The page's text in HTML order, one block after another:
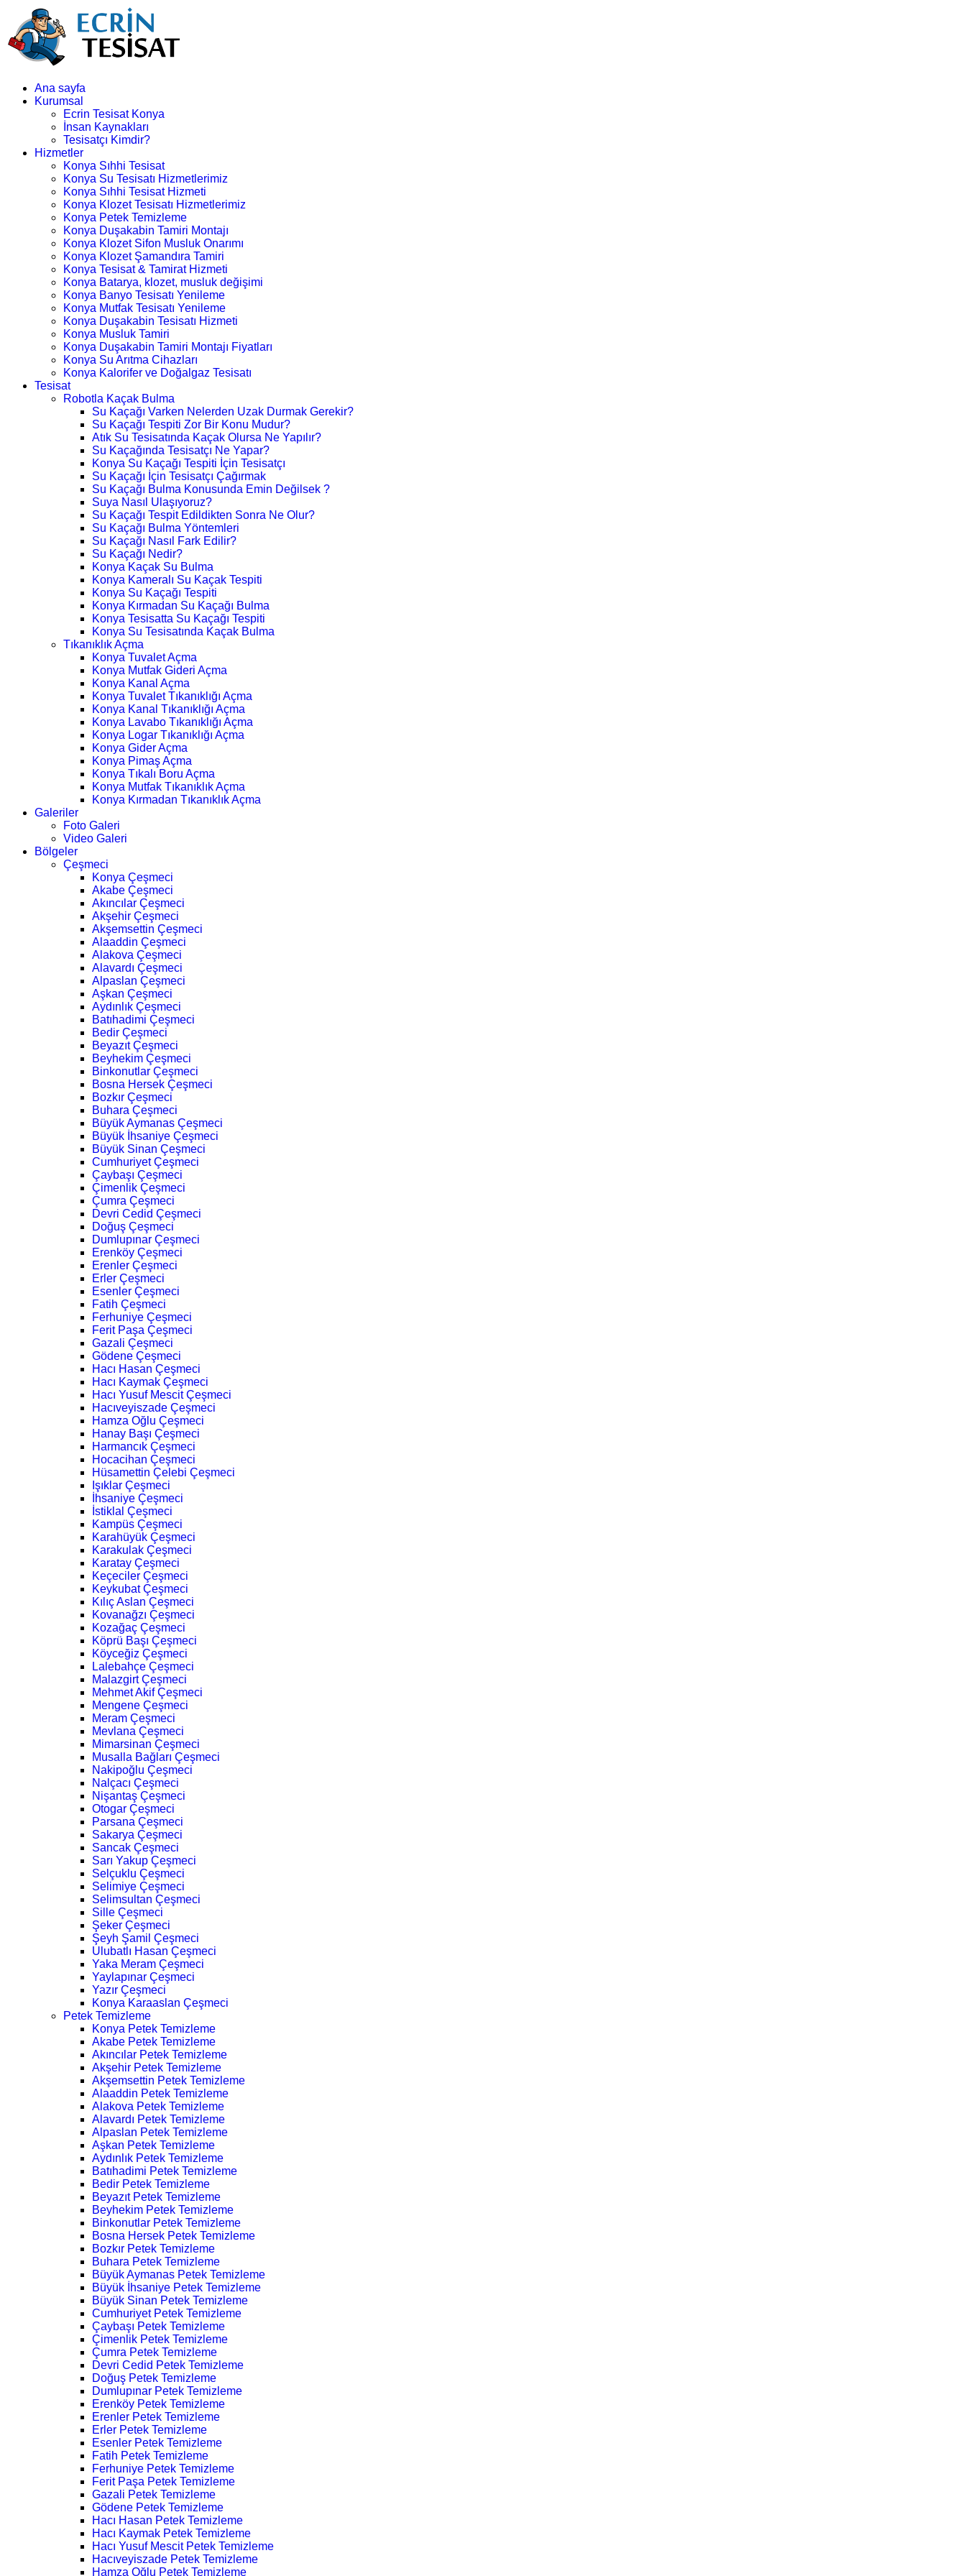
Ana sayfa
Kurumsal
Ecrin Tesisat Konya
İnsan Kaynakları
Tesisatçı Kimdir?
Hizmetler
Konya Sıhhi Tesisat
Konya Su Tesisatı Hizmetlerimiz
Konya Sıhhi Tesisat Hizmeti
Konya Klozet Tesisatı Hizmetlerimiz
Konya Petek Temizleme
Konya Duşakabin Tamiri Montajı
Konya Klozet Sifon Musluk Onarımı
Konya Klozet Şamandıra Tamiri
Konya Tesisat & Tamirat Hizmeti
Konya Batarya, klozet, musluk değişimi
Konya Banyo Tesisatı Yenileme
Konya Mutfak Tesisatı Yenileme
Konya Duşakabin Tesisatı Hizmeti
Konya Musluk Tamiri
Konya Duşakabin Tamiri Montajı Fiyatları
Konya Su Arıtma Cihazları
Konya Kalorifer ve Doğalgaz Tesisatı
Tesisat
Robotla Kaçak Bulma
Su Kaçağı Varken Nelerden Uzak Durmak Gerekir?
Su Kaçağı Tespiti Zor Bir Konu Mudur?
Atık Su Tesisatında Kaçak Olursa Ne Yapılır?
Su Kaçağında Tesisatçı Ne Yapar?
Konya Su Kaçağı Tespiti İçin Tesisatçı
Su Kaçağı İçin Tesisatçı Çağırmak
Su Kaçağı Bulma Konusunda Emin Değilsek ?
Suya Nasıl Ulaşıyoruz?
Su Kaçağı Tespit Edildikten Sonra Ne Olur?
Su Kaçağı Bulma Yöntemleri
Su Kaçağı Nasıl Fark Edilir?
Su Kaçağı Nedir?
Konya Kaçak Su Bulma
Konya Kameralı Su Kaçak Tespiti
Konya Su Kaçağı Tespiti
Konya Kırmadan Su Kaçağı Bulma
Konya Tesisatta Su Kaçağı Tespiti
Konya Su Tesisatında Kaçak Bulma
Tıkanıklık Açma
Konya Tuvalet Açma
Konya Mutfak Gideri Açma
Konya Kanal Açma
Konya Tuvalet Tıkanıklığı Açma
Konya Kanal Tıkanıklığı Açma
Konya Lavabo Tıkanıklığı Açma
Konya Logar Tıkanıklığı Açma
Konya Gider Açma
Konya Pimaş Açma
Konya Tıkalı Boru Açma
Konya Mutfak Tıkanıklık Açma
Konya Kırmadan Tıkanıklık Açma
Galeriler
Foto Galeri
Video Galeri
Bölgeler
Çeşmeci
Konya Çeşmeci
Akabe Çeşmeci
Akıncılar Çeşmeci
Akşehir Çeşmeci
Akşemsettin Çeşmeci
Alaaddin Çeşmeci
Alakova Çeşmeci
Alavardı Çeşmeci
Alpaslan Çeşmeci
Aşkan Çeşmeci
Aydınlık Çeşmeci
Batıhadimi Çeşmeci
Bedir Çeşmeci
Beyazıt Çeşmeci
Beyhekim Çeşmeci
Binkonutlar Çeşmeci
Bosna Hersek Çeşmeci
Bozkır Çeşmeci
Buhara Çeşmeci
Büyük Aymanas Çeşmeci
Büyük İhsaniye Çeşmeci
Büyük Sinan Çeşmeci
Cumhuriyet Çeşmeci
Çaybaşı Çeşmeci
Çimenlik Çeşmeci
Çumra Çeşmeci
Devri Cedid Çeşmeci
Doğuş Çeşmeci
Dumlupınar Çeşmeci
Erenköy Çeşmeci
Erenler Çeşmeci
Erler Çeşmeci
Esenler Çeşmeci
Fatih Çeşmeci
Ferhuniye Çeşmeci
Ferit Paşa Çeşmeci
Gazali Çeşmeci
Gödene Çeşmeci
Hacı Hasan Çeşmeci
Hacı Kaymak Çeşmeci
Hacı Yusuf Mescit Çeşmeci
Hacıveyiszade Çeşmeci
Hamza Oğlu Çeşmeci
Hanay Başı Çeşmeci
Harmancık Çeşmeci
Hocacihan Çeşmeci
Hüsamettin Çelebi Çeşmeci
Işıklar Çeşmeci
İhsaniye Çeşmeci
İstiklal Çeşmeci
Kampüs Çeşmeci
Karahüyük Çeşmeci
Karakulak Çeşmeci
Karatay Çeşmeci
Keçeciler Çeşmeci
Keykubat Çeşmeci
Kılıç Aslan Çeşmeci
Kovanağzı Çeşmeci
Kozağaç Çeşmeci
Köprü Başı Çeşmeci
Köyceğiz Çeşmeci
Lalebahçe Çeşmeci
Malazgirt Çeşmeci
Mehmet Akif Çeşmeci
Mengene Çeşmeci
Meram Çeşmeci
Mevlana Çeşmeci
Mimarsinan Çeşmeci
Musalla Bağları Çeşmeci
Nakipoğlu Çeşmeci
Nalçacı Çeşmeci
Nişantaş Çeşmeci
Otogar Çeşmeci
Parsana Çeşmeci
Sakarya Çeşmeci
Sancak Çeşmeci
Sarı Yakup Çeşmeci
Selçuklu Çeşmeci
Selimiye Çeşmeci
Selimsultan Çeşmeci
Sille Çeşmeci
Şeker Çeşmeci
Şeyh Şamil Çeşmeci
Ulubatlı Hasan Çeşmeci
Yaka Meram Çeşmeci
Yaylapınar Çeşmeci
Yazır Çeşmeci
Konya Karaaslan Çeşmeci
Petek Temizleme
Konya Petek Temizleme
Akabe Petek Temizleme
Akıncılar Petek Temizleme
Akşehir Petek Temizleme
Akşemsettin Petek Temizleme
Alaaddin Petek Temizleme
Alakova Petek Temizleme
Alavardı Petek Temizleme
Alpaslan Petek Temizleme
Aşkan Petek Temizleme
Aydınlık Petek Temizleme
Batıhadimi Petek Temizleme
Bedir Petek Temizleme
Beyazıt Petek Temizleme
Beyhekim Petek Temizleme
Binkonutlar Petek Temizleme
Bosna Hersek Petek Temizleme
Bozkır Petek Temizleme
Buhara Petek Temizleme
Büyük Aymanas Petek Temizleme
Büyük İhsaniye Petek Temizleme
Büyük Sinan Petek Temizleme
Cumhuriyet Petek Temizleme
Çaybaşı Petek Temizleme
Çimenlik Petek Temizleme
Çumra Petek Temizleme
Devri Cedid Petek Temizleme
Doğuş Petek Temizleme
Dumlupınar Petek Temizleme
Erenköy Petek Temizleme
Erenler Petek Temizleme
Erler Petek Temizleme
Esenler Petek Temizleme
Fatih Petek Temizleme
Ferhuniye Petek Temizleme
Ferit Paşa Petek Temizleme
Gazali Petek Temizleme
Gödene Petek Temizleme
Hacı Hasan Petek Temizleme
Hacı Kaymak Petek Temizleme
Hacı Yusuf Mescit Petek Temizleme
Hacıveyiszade Petek Temizleme
Hamza Oğlu Petek Temizleme